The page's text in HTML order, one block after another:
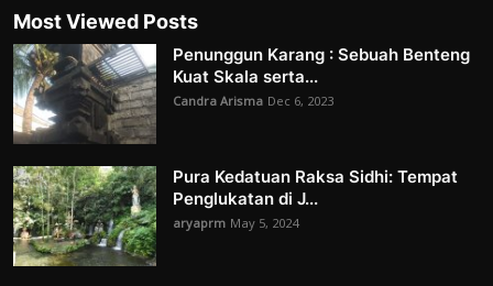
Most Viewed Posts
Penunggun Karang : Sebuah Benteng
Kuat Skala serta...
Candra Arisma Dec 6, 2023
Pura Kedatuan Raksa Sidhi: Tempat
Penglukatan di J...
aryaprm May 5, 2024